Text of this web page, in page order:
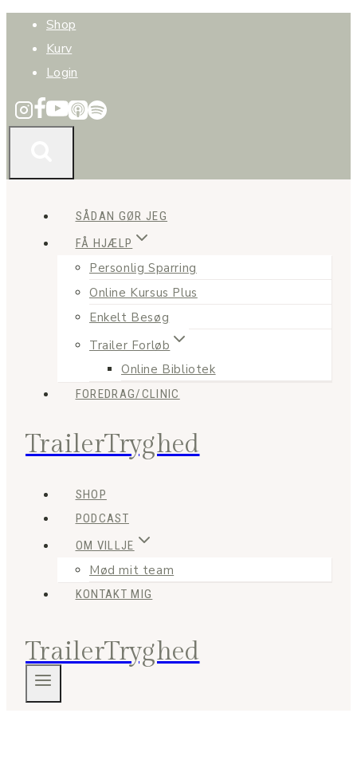
Fortsæt
indhold
Shop
Kurv
Login
SÅDAN GØR JEG
FÅ HJÆLP
Personlig Sparring
Online Kursus Plus
Enkelt Besøg
Trailer Forløb
Online Bibliotek
FOREDRAG/CLINIC
TrailerTryghed
SHOP
PODCAST
OM VILLJE
Mød mit team
KONTAKT MIG
TrailerTryghed